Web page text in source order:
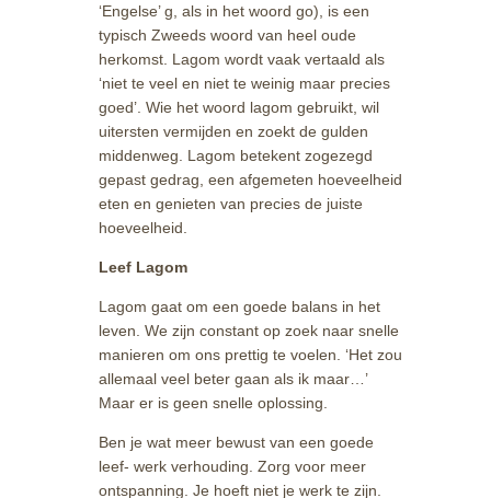
‘Engelse’ g, als in het woord go), is een
typisch Zweeds woord van heel oude
herkomst. Lagom wordt vaak vertaald als
‘niet te veel en niet te weinig maar precies
goed’. Wie het woord lagom gebruikt, wil
uitersten vermijden en zoekt de gulden
middenweg. Lagom betekent zogezegd
gepast gedrag, een afgemeten hoeveelheid
eten en genieten van precies de juiste
hoeveelheid.
Leef Lagom
Lagom gaat om een goede balans in het
leven. We zijn constant op zoek naar snelle
manieren om ons prettig te voelen. ‘Het zou
allemaal veel beter gaan als ik maar…’
Maar er is geen snelle oplossing.
Ben je wat meer bewust van een goede
leef- werk verhouding. Zorg voor meer
ontspanning. Je hoeft niet je werk te zijn.